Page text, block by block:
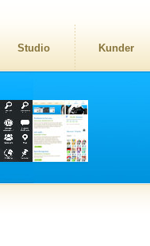
Studio Kunder